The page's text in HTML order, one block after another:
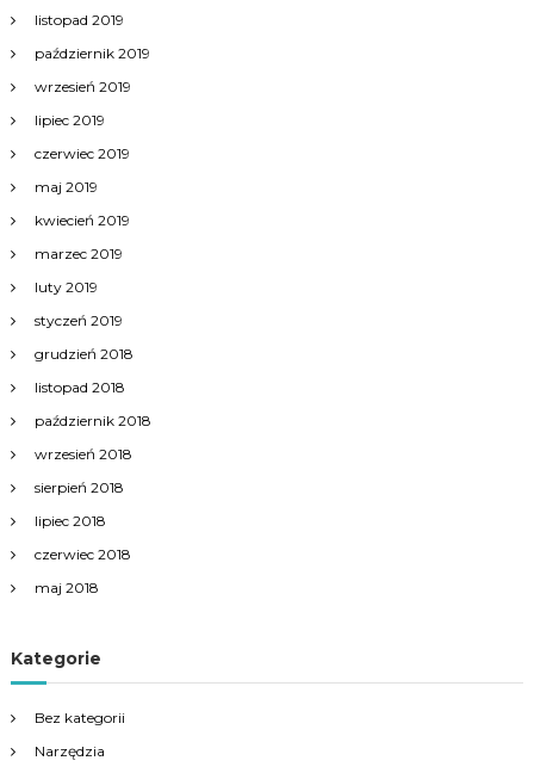
listopad 2019
październik 2019
wrzesień 2019
lipiec 2019
czerwiec 2019
maj 2019
kwiecień 2019
marzec 2019
luty 2019
styczeń 2019
grudzień 2018
listopad 2018
październik 2018
wrzesień 2018
sierpień 2018
lipiec 2018
czerwiec 2018
maj 2018
Kategorie
Bez kategorii
Narzędzia